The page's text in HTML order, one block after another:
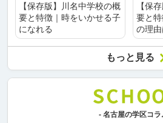
【保存版】川名中学校の概
要と特徴｜時をいかせる子
になれる
【保
要と
の理由
もっと見る
- 名古屋の学区コラ